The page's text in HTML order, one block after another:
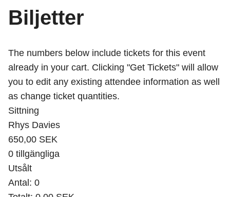
Biljetter
The numbers below include tickets for this event
already in your cart. Clicking "Get Tickets" will allow
you to edit any existing attendee information as well
as change ticket quantities.
Sittning
Rhys Davies
650,00 SEK
0 tillgängliga
Utsålt
Antal: 0